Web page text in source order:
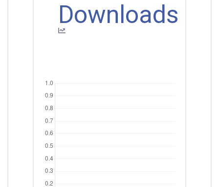
Downloads